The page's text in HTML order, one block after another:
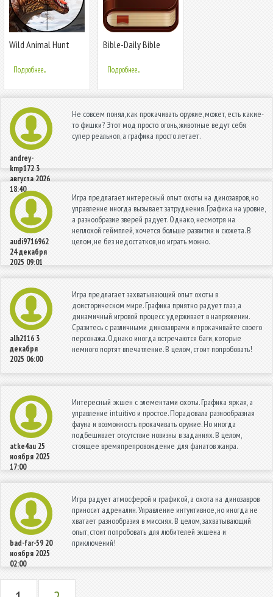
Wild Animal Hunt
Games
Подробнее...
Bible-Daily Bible
Подробнее...
andrey-
kmp1723
августа 2026
18:40
Не совсем понял, как прокачивать оружие, может, есть какие-
то фишки? Этот мод просто огонь, животные ведут себя
супер реальноп, а графика просто летает.
audi9716962
24 декабря
2025 09:01
Игра предлагает интересный опыт охоты на динозавров, но
управление иногда вызывает затруднения. Графика на уровне,
а разнообразие зверей радует. Однако, несмотря на
неплохой геймплей, хочется больше развития и сюжета. В
целом, не без недостатков, но играть можно.
alh2116 3
декабря
2025 06:00
Игра предлагает захватывающий опыт охоты в
доисторическом мире. Графика приятно радует глаз, а
динамичный игровой процесс удерживает в напряжении.
Сразитесь с различными динозаврами и прокачивайте своего
персонажа. Однако иногда встречаются баги, которые
немного портят впечатление. В целом, стоит попробовать!
atke4au 25
ноября 2025
17:00
Интересный экшен с элементами охоты. Графика яркая, а
управление intuitivo и простое. Порадовала разнообразная
фауна и возможность прокачивать оружие. Но иногда
подбешивает отсутствие новизны в заданиях. В целом,
стоящее времяпрепровождение для фанатов жанра.
bad-far-59 20
ноября 2025
02:00
Игра радует атмосферой и графикой, а охота на динозавров
приносит адреналин. Управление интуитивное, но иногда не
хватает разнообразия в миссиях. В целом, захватывающий
опыт, стоит попробовать для любителей экшена и
приключений!